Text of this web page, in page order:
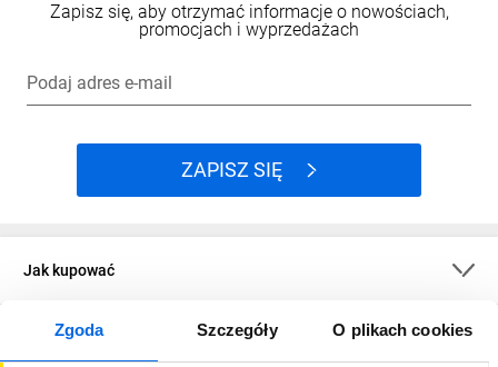
Zgoda Szczegóły O plikach cookies
Zapisz się, aby otrzymać informacje o nowościach,
promocjach i wyprzedażach
Podaj adres e-mail
ZAPISZ SIĘ
Jak kupować
O firmie